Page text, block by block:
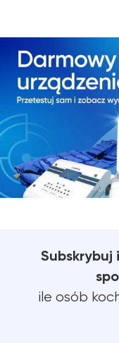
Subskrybuj
ile osób